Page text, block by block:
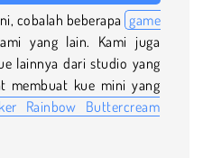
cobalah beberapa game
yang lain. Kami juga
lainnya dari studio yang
membuat kue mini yang
Rainbow Buttercream